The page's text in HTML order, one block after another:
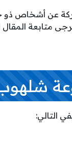
عن أشخاص ذو
متابعة المقال
التالي: